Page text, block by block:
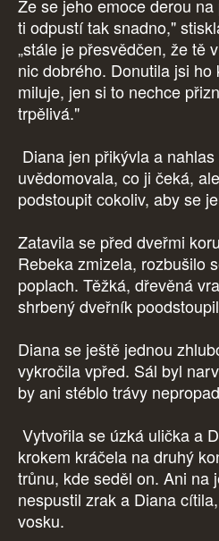
Že se jeho emoce derou
ti odpustí tak snadno,"
„stále je přesvědčen, že tě
nic dobrého. Donutila jsi
miluje, jen si to nechce
trpělivá."
Diana jen přikývla a
uvědomovala, co ji čeká,
podstoupit cokoliv, aby se
Zatavila se před dveřmi
Rebeka zmizela, rozbušilo
poplach. Těžká, dřevěná
shrbený dveřník
Diana se ještě jednou
vykročila vpřed. Sál byl
by ani stéblo trávy
Vytvořila se úzká ulička a
krokem kráčela na druhý
trůnu, kde seděl on. Ani na
nespustil zrak a Diana
vosku.